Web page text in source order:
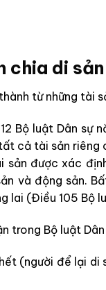
chia di
từ những tài
Bộ luật Dân sự
cả tài sản
sản được xác
và động sản.
lai (Điều 105 Bộ
trong Bộ luật
(người để lại